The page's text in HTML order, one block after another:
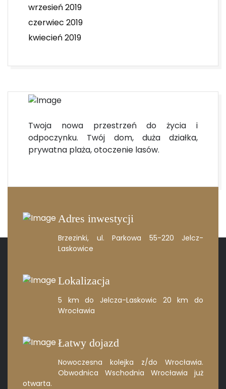
wrzesień 2019
czerwiec 2019
kwiecień 2019
Twoja nowa przestrzeń do życia i
odpoczynku. Twój dom, duża działka,
prywatna plaża, otoczenie lasów.
Adres inwestycji
Brzezinki, ul. Parkowa 55-220 Jelcz-
Laskowice
Lokalizacja
5 km do Jelcza-Laskowic 20 km do
Wrocławia
Łatwy dojazd
Nowoczesna kolejka z/do Wrocławia.
Obwodnica Wschodnia Wrocławia już
otwarta.